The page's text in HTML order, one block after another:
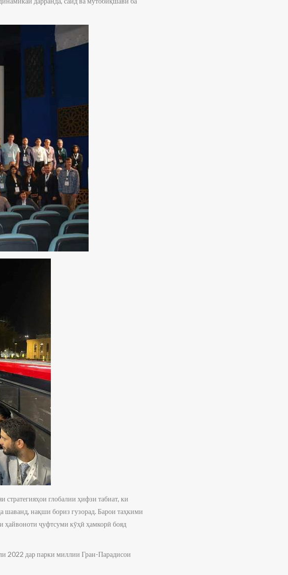
глобалии ҳифзи табиат, ки
шаванд, нақши бориз гузорад. Барои таҳкими
ҳайвоноти ҷуфтсуми кӯҳӣ ҳамкорӣ бояд
2022 дар парки миллии Гран-Парадисои